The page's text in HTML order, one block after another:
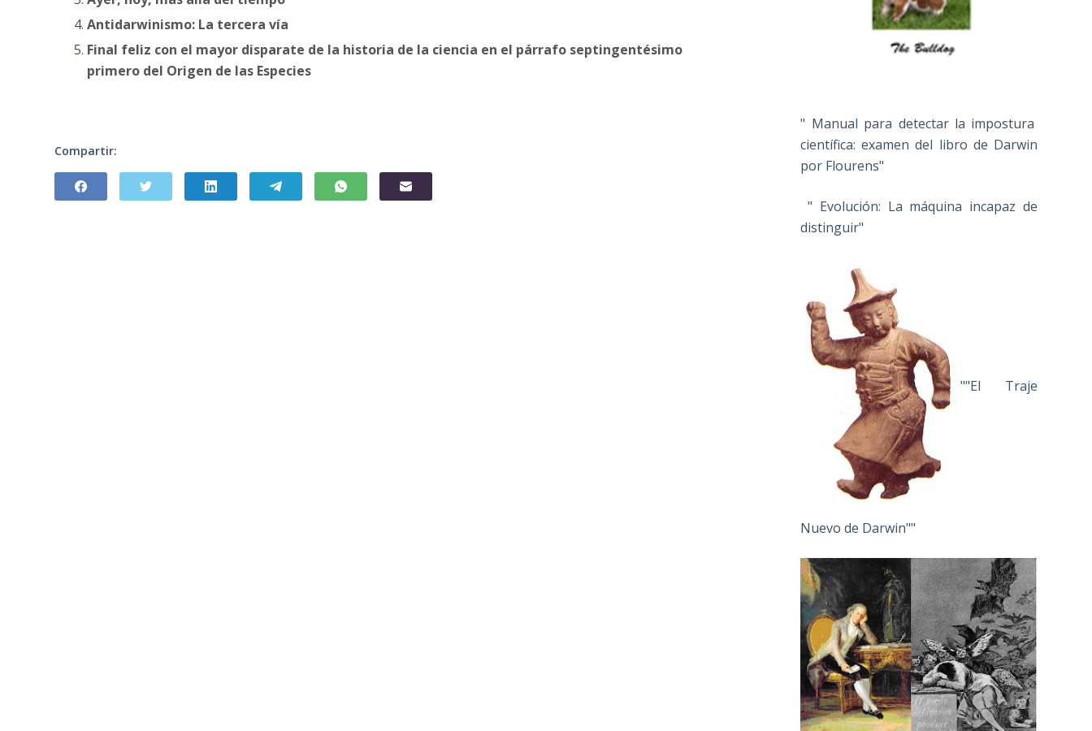
Antidarwinismo: La tercera vía
Final feliz con el mayor disparate de la historia de la ciencia en el párrafo septingentésimo
primero del Origen de las Especies
Compartir:
" Manual para detectar la impostura
científica: examen del libro de Darwin
por Flourens"
" Evolución: La máquina incapaz de
distinguir"
""El Traje
Nuevo de Darwin""